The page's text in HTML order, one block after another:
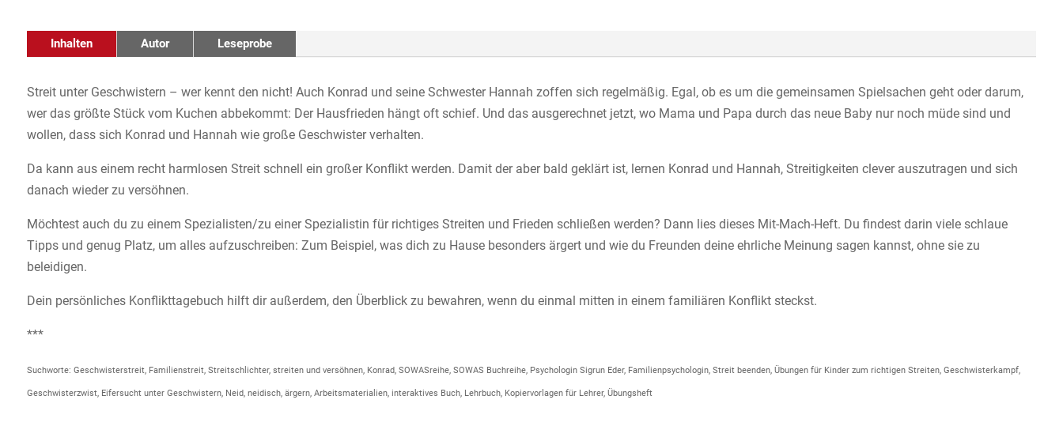
Inhalten Autor Leseprobe
Streit unter Geschwistern – wer kennt den nicht! Auch Konrad und seine Schwester Hannah zoffen sich regelmäßig. Egal, ob es um die gemeinsamen Spielsachen geht oder darum,
wer das größte Stück vom Kuchen abbekommt: Der Hausfrieden hängt oft schief. Und das ausgerechnet jetzt, wo Mama und Papa durch das neue Baby nur noch müde sind und
wollen, dass sich Konrad und Hannah wie große Geschwister verhalten.
Da kann aus einem recht harmlosen Streit schnell ein großer Konflikt werden. Damit der aber bald geklärt ist, lernen Konrad und Hannah, Streitigkeiten clever auszutragen und sich
danach wieder zu versöhnen.
Möchtest auch du zu einem Spezialisten/zu einer Spezialistin für richtiges Streiten und Frieden schließen werden? Dann lies dieses Mit-Mach-Heft. Du findest darin viele schlaue
Tipps und genug Platz, um alles aufzuschreiben: Zum Beispiel, was dich zu Hause besonders ärgert und wie du Freunden deine ehrliche Meinung sagen kannst, ohne sie zu
beleidigen.
Dein persönliches Konflikttagebuch hilft dir außerdem, den Überblick zu bewahren, wenn du einmal mitten in einem familiären Konflikt steckst.
***
Suchworte: Geschwisterstreit, Familienstreit, Streitschlichter, streiten und versöhnen, Konrad, SOWASreihe, SOWAS Buchreihe, Psychologin Sigrun Eder, Familienpsychologin, Streit beenden, Übungen für Kinder zum richtigen Streiten, Geschwisterkampf,
Geschwisterzwist, Eifersucht unter Geschwistern, Neid, neidisch, ärgern, Arbeitsmaterialien, interaktives Buch, Lehrbuch, Kopiervorlagen für Lehrer, Übungsheft